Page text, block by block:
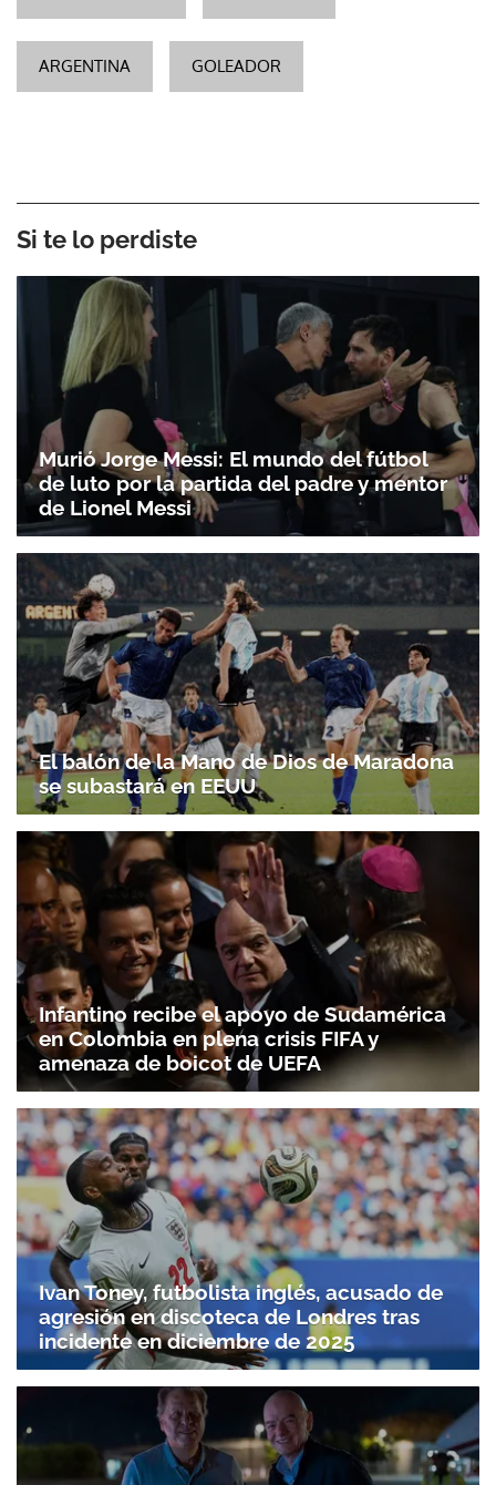
ARGENTINA GOLEADOR
Si te lo perdiste
Murió Jorge Messi: El mundo del fútbol
de luto por la partida del padre y mentor
de Lionel Messi
El balón de la Mano de Dios de Maradona
se subastará en EEUU
Infantino recibe el apoyo de Sudamérica
en Colombia en plena crisis FIFA y
amenaza de boicot de UEFA
Ivan Toney, futbolista inglés, acusado de
agresión en discoteca de Londres tras
incidente en diciembre de 2025